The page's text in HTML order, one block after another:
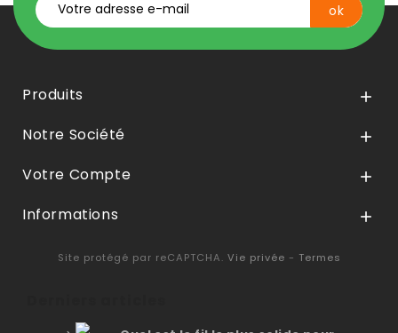
Produits 
Notre Société 
Votre Compte 
Informations 
Site protégé par reCAPTCHA. Vie privée - Termes